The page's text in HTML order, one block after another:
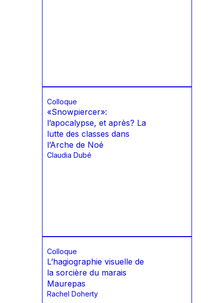
Colloque
«Snowpiercer»:
l’apocalypse, et après? La
lutte des classes dans
l’Arche de Noé
Claudia Dubé
Colloque
L’hagiographie visuelle de
la sorcière du marais
Maurepas
Rachel Doherty